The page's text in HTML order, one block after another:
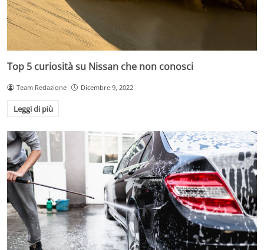
Top 5 curiosità su Nissan che non conosci
Team Redazione Dicembre 9, 2022
Leggi di più